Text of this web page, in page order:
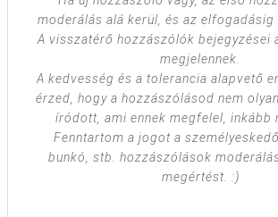
moderálás alá kerül, és az elfogadásig
A visszatérő hozzászólók bejegyzései
megjelennek.
A kedvesség és a tolerancia alapvető
érzed, hogy a hozzászólásod nem
íródott, ami ennek megfelel, inkább
Fenntartom a jogot a
bunkó, stb. hozzászólások
megértést. :)